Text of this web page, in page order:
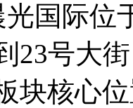
光国际
23号大
块核心